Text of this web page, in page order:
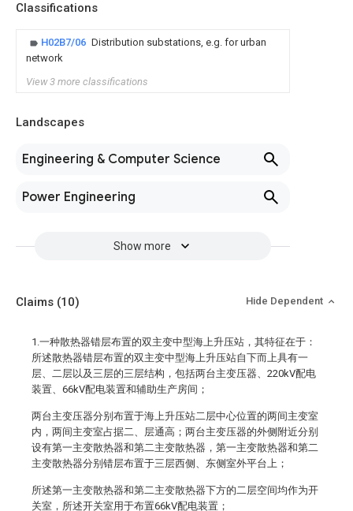
Classifications
H02B7/06 Distribution substations, e.g. for urban
network
View 3 more classifications
Landscapes
Engineering & Computer Science
Power Engineering
Show more
Claims (10) Hide Dependent
1.一种散热器错层布置的双主变中型海上升压站，其特征在于：
所述散热器错层布置的双主变中型海上升压站自下而上具有一
层、二层以及三层的三层结构，包括两台主变压器、220kV配电
装置、66kV配电装置和辅助生产房间；
两台主变压器分别布置于海上升压站二层中心位置的两间主变室
内，两间主变室占据二、层通高；两台主变压器的外侧附近分别
设有第一主变散热器和第二主变散热器，第一主变散热器和第二
主变散热器分别错层布置于三层西侧、东侧室外平台上；
所述第一主变散热器和第二主变散热器下方的二层空间均作为开
关室，所述开关室用于布置66kV配电装置；